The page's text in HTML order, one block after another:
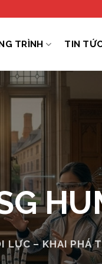
TRÌNH TIN
LỰC – KHAI PHÁ